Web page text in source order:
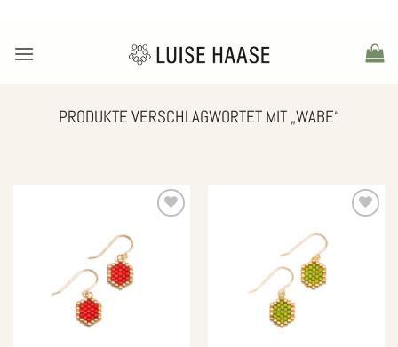
springen
PRODUKTE VERSCHLAGWORTET MIT „WABE“
Wunschliste
Wunschliste